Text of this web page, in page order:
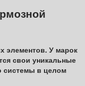
элементов. У марок
свои уникальные
системы в целом